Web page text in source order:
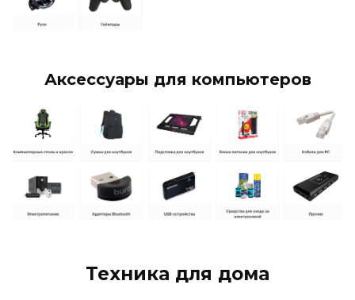
Аксессуары для компьютеров
Техника для дома